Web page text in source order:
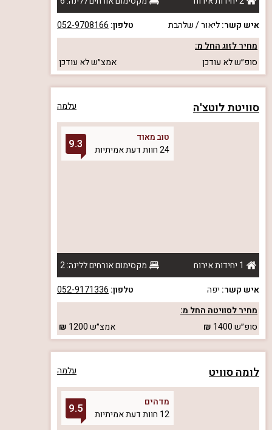
איש קשר:ליאור / שלהבת טלפון: 052-9708166
מחיר לזוג החל מ:
סופ״שלא עודכן אמצ״שלא עודכן
סוויטת לוטצ'ה עלמה
טוב מאוד
24 חוות דעת אמיתיות
9.3
1 יחידות אירוח
מקסימום אורחים ללינה: 2
איש קשר: יפה טלפון: 052-9171336
מחיר לסוויטה החל מ:
סופ״ש1400 אמצ״ש1200
לומה סוויט עלמה
מדהים
12 חוות דעת אמיתיות
9.5